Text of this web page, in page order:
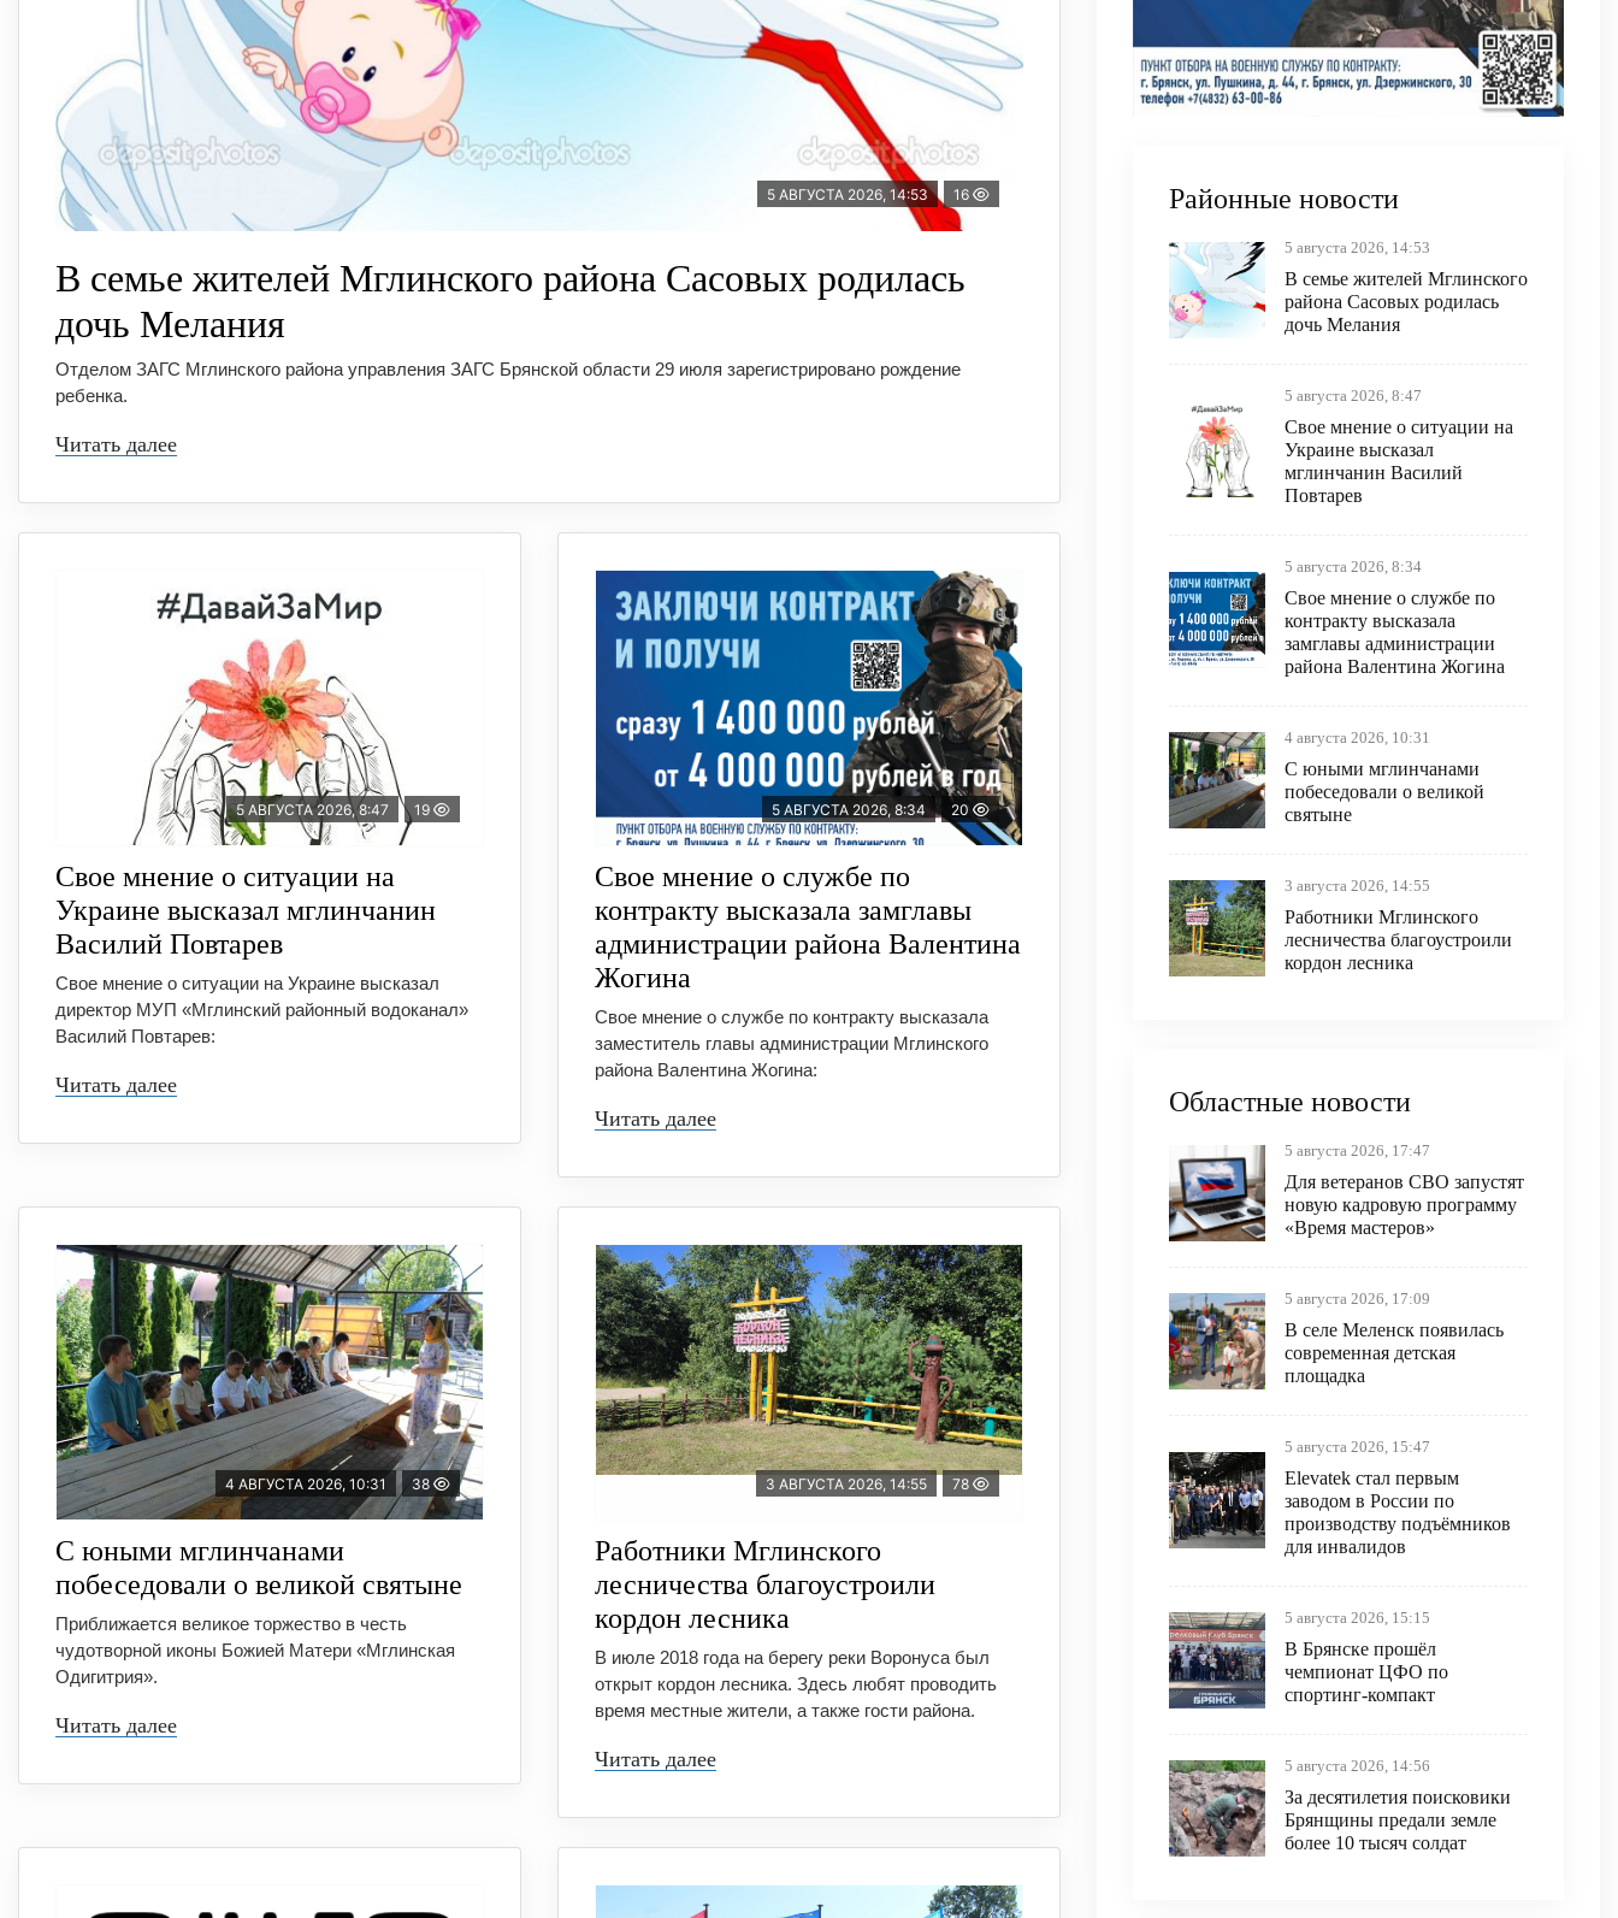
5 АВГУСТА 2026, 14:53 16
В семье жителей Мглинского района Сасовых родилась
дочь Мелания
Отделом ЗАГС Мглинского района управления ЗАГС Брянской области 29 июля зарегистрировано рождение
ребенка.
Читать далее
5 АВГУСТА 2026, 8:47 19
Свое мнение о ситуации на
Украине высказал мглинчанин
Василий Повтарев
Свое мнение о ситуации на Украине высказал
директор МУП «Мглинский районный водоканал»
Василий Повтарев:
Читать далее
5 АВГУСТА 2026, 8:34 20
Свое мнение о службе по
контракту высказала замглавы
администрации района Валентина
Жогина
Свое мнение о службе по контракту высказала
заместитель главы администрации Мглинского
района Валентина Жогина:
Читать далее
4 АВГУСТА 2026, 10:31 38
С юными мглинчанами
побеседовали о великой святыне
Приближается великое торжество в честь
чудотворной иконы Божией Матери «Мглинская
Одигитрия».
Читать далее
3 АВГУСТА 2026, 14:55 78
Работники Мглинского
лесничества благоустроили
кордон лесника
В июле 2018 года на берегу реки Воронуса был
открыт кордон лесника. Здесь любят проводить
время местные жители, а также гости района.
Читать далее
Районные новости
5 августа 2026, 14:53
В семье жителей Мглинского
района Сасовых родилась
дочь Мелания
5 августа 2026, 8:47
Свое мнение о ситуации на
Украине высказал
мглинчанин Василий
Повтарев
5 августа 2026, 8:34
Свое мнение о службе по
контракту высказала
замглавы администрации
района Валентина Жогина
4 августа 2026, 10:31
С юными мглинчанами
побеседовали о великой
святыне
3 августа 2026, 14:55
Работники Мглинского
лесничества благоустроили
кордон лесника
Областные новости
5 августа 2026, 17:47
Для ветеранов СВО запустят
новую кадровую программу
«Время мастеров»
5 августа 2026, 17:09
В селе Меленск появилась
современная детская
площадка
5 августа 2026, 15:47
Elevatek стал первым
заводом в России по
производству подъёмников
для инвалидов
5 августа 2026, 15:15
В Брянске прошёл
чемпионат ЦФО по
спортинг-компакт
5 августа 2026, 14:56
За десятилетия поисковики
Брянщины предали земле
более 10 тысяч солдат